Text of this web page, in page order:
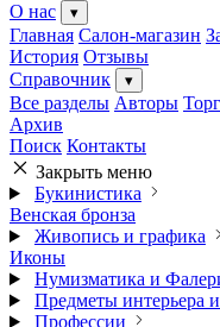
О нас
▾
Главная Салон-магазин
История Отзывы
Справочник
▾
Все разделы Авторы
Архив
Поиск Контакты
Закрыть меню
Букинистика
Венская бронза
Живопись и графика
Иконы
Нумизматика и
Предметы интерьера
Профессии